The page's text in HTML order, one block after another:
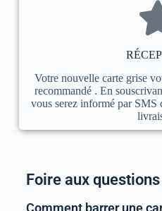
Votre nouvelle carte grise
recommandé . En
vous serez informé par SMS
Foire aux questions
Comment barrer une